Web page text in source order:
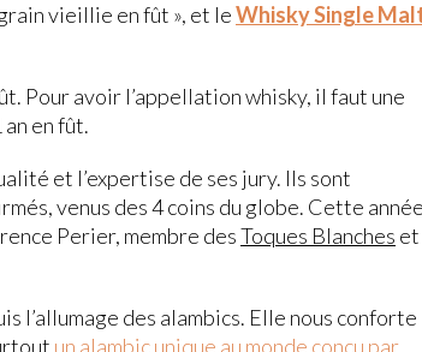
vieillie en fût », et leWhisky Single
Pour avoir l’appellation whisky, il faut une
en fût.
et l’expertise de ses jury. Ils sont
venus des 4 coins du globe. Cette
Perier, membre desToques Blanches et
l’allumage des alambics. Elle nous conforte
un alambic unique au monde conçu par